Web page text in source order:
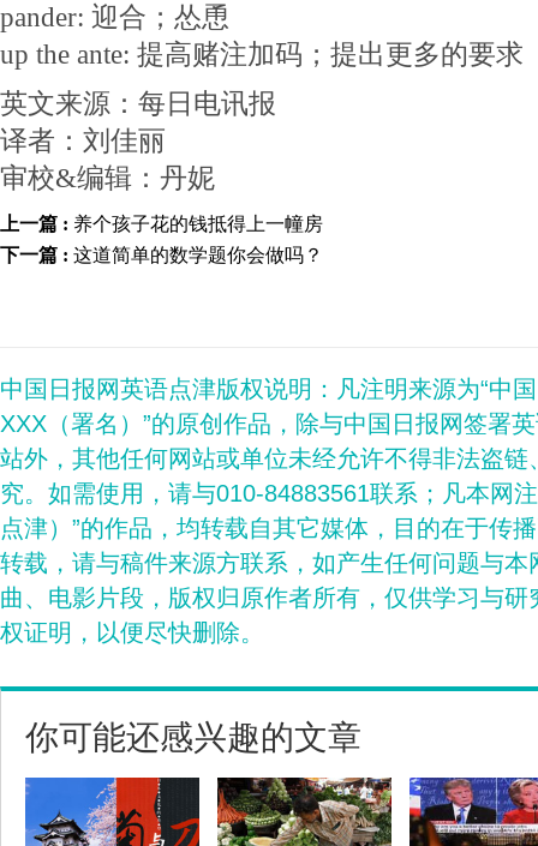
pander: 迎合；怂恿
up the ante: 提高赌注加码；提出更多的要求
英文来源：每日电讯报
译者：刘佳丽
审校&编辑：丹妮
上一篇 : 养个孩子花的钱抵得上一幢房
下一篇 : 这道简单的数学题你会做吗？
中国日报网英语点津版权说明：凡注明来源为“中
XXX（署名）”的原创作品，除与中国日报网签署
站外，其他任何网站或单位未经允许不得非法盗
究。如需使用，请与010-84883561联系；凡本网
点津）”的作品，均转载自其它媒体，目的在于传
转载，请与稿件来源方联系，如产生任何问题与
曲、电影片段，版权归原作者所有，仅供学习与
权证明，以便尽快删除。
你可能还感兴趣的文章